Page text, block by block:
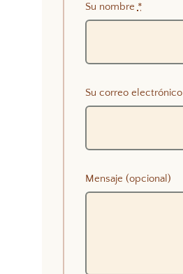
Su nombre *
Su correo electrónico
Mensaje (opcional)